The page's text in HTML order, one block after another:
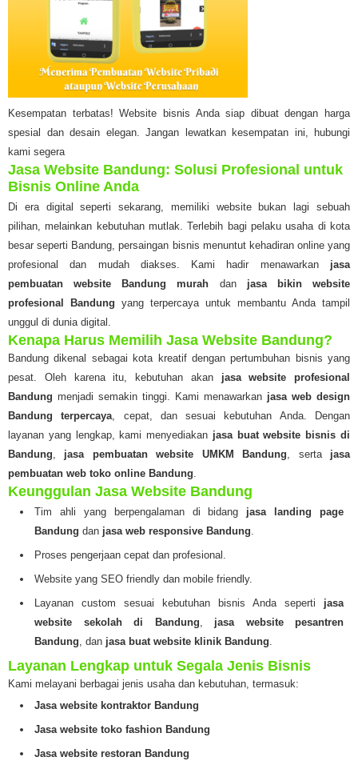
Kesempatan terbatas! Website bisnis Anda siap dibuat dengan harga
spesial dan desain elegan. Jangan lewatkan kesempatan ini, hubungi
kami segera
Jasa Website Bandung: Solusi Profesional untuk
Bisnis Online Anda
Di era digital seperti sekarang, memiliki website bukan lagi sebuah
pilihan, melainkan kebutuhan mutlak. Terlebih bagi pelaku usaha di kota
besar seperti Bandung, persaingan bisnis menuntut kehadiran online yang
profesional dan mudah diakses. Kami hadir menawarkan jasa
pembuatan website Bandung murah dan jasa bikin website
profesional Bandung yang terpercaya untuk membantu Anda tampil
unggul di dunia digital.
Kenapa Harus Memilih Jasa Website Bandung?
Bandung dikenal sebagai kota kreatif dengan pertumbuhan bisnis yang
pesat. Oleh karena itu, kebutuhan akan jasa website profesional
Bandung menjadi semakin tinggi. Kami menawarkan jasa web design
Bandung terpercaya, cepat, dan sesuai kebutuhan Anda. Dengan
layanan yang lengkap, kami menyediakan jasa buat website bisnis di
Bandung, jasa pembuatan website UMKM Bandung, serta jasa
pembuatan web toko online Bandung.
Keunggulan Jasa Website Bandung
Tim ahli yang berpengalaman di bidang jasa landing page
Bandung dan jasa web responsive Bandung.
Proses pengerjaan cepat dan profesional.
Website yang SEO friendly dan mobile friendly.
Layanan custom sesuai kebutuhan bisnis Anda seperti jasa
website sekolah di Bandung, jasa website pesantren
Bandung, dan jasa buat website klinik Bandung.
Layanan Lengkap untuk Segala Jenis Bisnis
Kami melayani berbagai jenis usaha dan kebutuhan, termasuk:
Jasa website kontraktor Bandung
Jasa website toko fashion Bandung
Jasa website restoran Bandung